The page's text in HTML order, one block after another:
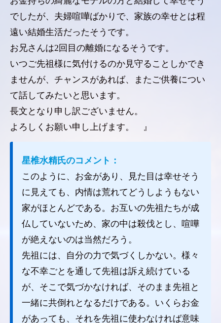
でしたが、夫婦喧嘩ばかりで、家族の幸せとは程
遠い結婚生活だったそうです。
お兄さんは2回目の離婚になるそうです。
いつご先祖様に気付けるのか見守ることしかでき
ませんが、チャンスがあれば、またご供養につい
て話してみたいと思います。
長文となり申し訳ございません。
よろしくお願い申し上げます。 』
星椎水精氏のコメント：
このように、お金があり、見た目は幸せそう
に見えても、内情は荒れてどうしようもない
家がほとんどである。お互いの先祖たちが成
仏していないため、家の中は殺伐とし、喧嘩
が絶えないのは当然だろう。
先祖には、自分の力で気づくしかない。様々
な不幸ごとを通して先祖は訴え続けている
が、そこで気づかなければ、そのまま先祖と
一緒に共倒れとなるだけである。いくらお金
があっても、それを先祖に使わなければ意味